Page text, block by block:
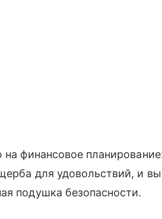
финансовое
для удовольствий, и
подушка безопасности.